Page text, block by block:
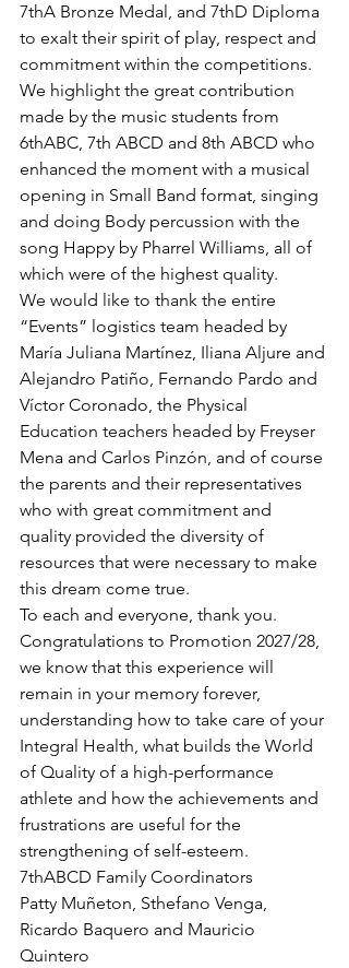
7thA Bronze Medal, and 7thD Diploma
to exalt their spirit of play, respect and
commitment within the competitions.
We highlight the great contribution
made by the music students from
6thABC, 7th ABCD and 8th ABCD who
enhanced the moment with a musical
opening in Small Band format, singing
and doing Body percussion with the
song Happy by Pharrel Williams, all of
which were of the highest quality.
We would like to thank the entire
“Events” logistics team headed by
María Juliana Martínez, Iliana Aljure and
Alejandro Patiño, Fernando Pardo and
Víctor Coronado, the Physical
Education teachers headed by Freyser
Mena and Carlos Pinzón, and of course
the parents and their representatives
who with great commitment and
quality provided the diversity of
resources that were necessary to make
this dream come true.
To each and everyone, thank you.
Congratulations to Promotion 2027/28,
we know that this experience will
remain in your memory forever,
understanding how to take care of your
Integral Health, what builds the World
of Quality of a high-performance
athlete and how the achievements and
frustrations are useful for the
strengthening of self-esteem.
7thABCD Family Coordinators
Patty Muñeton, Sthefano Venga,
Ricardo Baquero and Mauricio
Quintero